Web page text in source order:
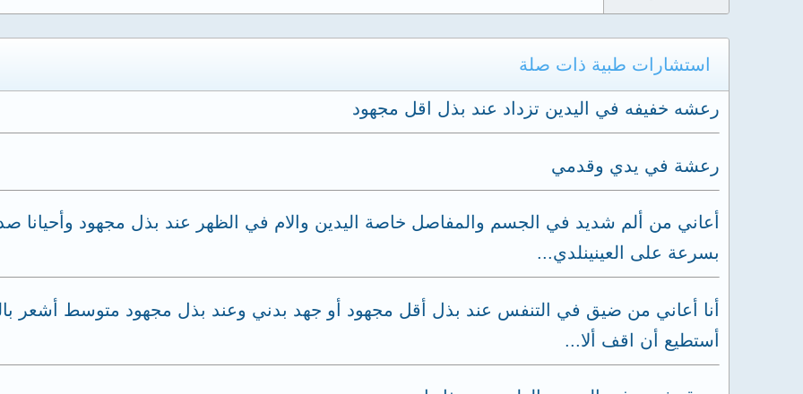
استشارات طبية ذات صلة
رعشه خفيفه في اليدين تزداد عند بذل اقل مجهود
رعشة في يدي وقدمي
أعاني من ألم شديد في الجسم والمفاصل خاصة اليدين والام في الظهر عند بذل مجهود وأحيانا
بسرعة على العينينلدي...
أنا أعاني من ضيق في التنفس عند بذل أقل مجهود أو جهد بدني وعند بذل مجهود متوسط أشعر
أستطيع أن اقف ألا...